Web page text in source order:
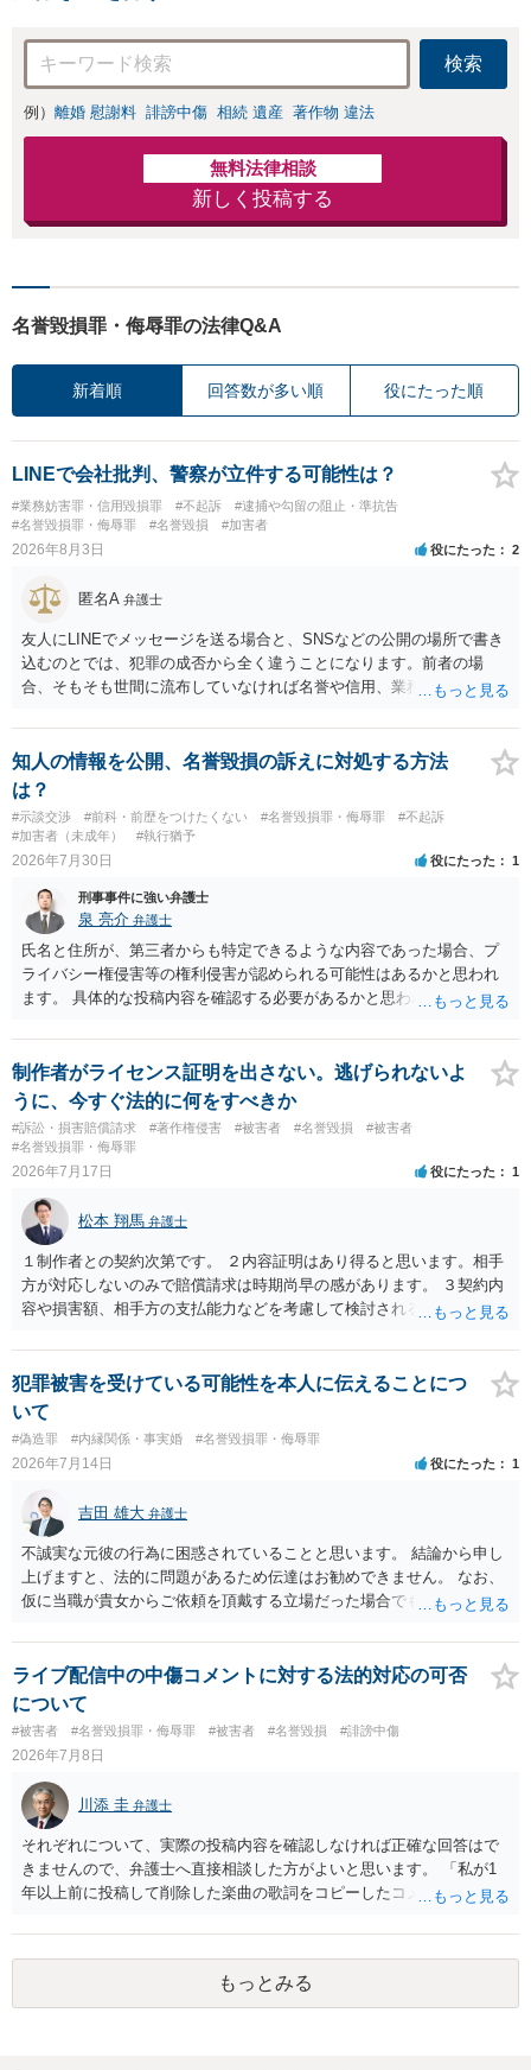
検索
例） 離婚 慰謝料 誹謗中傷 相続 遺産 著作物 違法
無料法律相談
新しく投稿する
名誉毀損罪・侮辱罪の法律Q&A
新着順 回答数が多い順 役にたった順
LINEで会社批判、警察が立件する可能性は？
#業務妨害罪・信用毀損罪 #不起訴
#逮捕や勾留の阻止・準抗告
#名誉毀損罪・侮辱罪
#名誉毀損 #加害者
2026年8月3日 役にたった 2
匿名A 弁護士
友人にLINEでメッセージを送る場合と、SNSなどの公開の場所で書き
込むのとでは、犯罪の成否から全く違うことになります。前者の場
合、そもそも世間に流布していなければ名誉や信用、業務にかかる犯
知人の情報を公開、名誉毀損の訴えに対処する方法
は？
#示談交渉 #前科・前歴をつけたくない #名誉毀損罪・侮辱罪
#不起訴
#加害者（未成年）
#執行猶予
2026年7月30日 役にたった 1
刑事事件に強い弁護士
泉 亮介 弁護士
氏名と住所が、第三者からも特定できるような内容であった場合、プ
ライバシー権侵害等の権利侵害が認められる可能性はあるかと思われ
ます。 具体的な投稿内容を確認する必要があるかと思われますので、
でしょう。
制作者がライセンス証明を出さない。逃げられないよ
うに、今すぐ法的に何をすべきか
#訴訟・損害賠償請求 #著作権侵害 #被害者 #名誉毀損
#被害者
#名誉毀損罪・侮辱罪
2026年7月17日 役にたった 1
松本 翔馬 弁護士
１制作者との契約次第です。 ２内容証明はあり得ると思います。相手
方が対応しないのみで賠償請求は時期尚早の感があります。 ３契約内
容や損害額、相手方の支払能力などを考慮して検討されるとよいでし
求する場合もありますが、認められるのはごく一部です。 ５事案の詳
細な検討が必要です。遅延損害金の発生なども確認するとよいでしょ
う。 ６弁護士に窓口を一本化して、直接連絡を避けることも方法の一
つです。
犯罪被害を受けている可能性を本人に伝えることにつ
いて
#偽造罪 #内縁関係・事実婚 #名誉毀損罪・侮辱罪
2026年7月14日 役にたった 1
吉田 雄大 弁護士
不誠実な元彼の行為に困惑されていることと思います。 結論から申し
上げますと、法的に問題があるため伝達はお勧めできません。 なお、
仮に当職が貴女からご依頼を頂戴する立場だった場合でも、女性の夫
す。 文書偽造の事実を当該男性に伝達することは、事実上、妻が不倫
していたことを伝えるのと同じ効果をもちます。もちろん不倫はよく
ないことですが、それを別の方（とりわけ、女性にとって最も知られ
たくない相手である夫）に事実上であれ伝えることは別の法的問題
（プライバシー権侵害の問題）が発生します。
ライブ配信中の中傷コメントに対する法的対応の可否
について
#被害者 #名誉毀損罪・侮辱罪 #被害者 #名誉毀損 #誹謗中傷
2026年7月8日
川添 圭 弁護士
それぞれについて、実際の投稿内容を確認しなければ正確な回答はで
きませんので、弁護士へ直接相談した方がよいと思います。 「私が1
年以上前に投稿して削除した楽曲の歌詞をコピーしたコメント」とい
毀損の可能性がありますが、それ以外の意味であれば回答は変わりま
す。 「私が学生時代にいじられていた」ことは、単にそれだけでは権
利侵害とは言い難いところです（いじめの事実をアウティングされ
た、といった意味であれば権利侵害性が出てくる可能性はあります
もっとみる